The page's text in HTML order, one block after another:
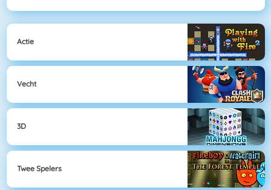
Actie
Vecht
3D
Twee Spelers